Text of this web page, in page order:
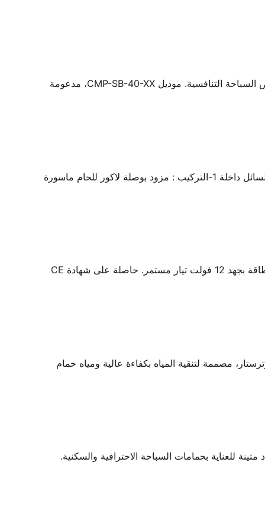
كتل الانطلاق 40 سم من ووترستار - معدات السباحة التنافسية من ووترستار، مصممة لتلبية المعايير الاحترافية لتركيبات أحواض السباحة التنافسية. موديل CMP-SB-40-XX، مدعومة
صمام منع الرجوع لمياة حمامات السباحة مصنع من البلاستيك المعالج ضد كيمويات حمام السباحة وجسم شفاف يسمح برؤية السائل داخلة 1-التركيب : مزود بوصلة لاكور للحام ماسورة
لمبة LED 36 واط أبيض من ووترستار - مكون إضاءة حمام السباحة تحت الماء من ووترستار، مصممة لإضاءة آمنة وموفرة للطاقة بجهد 12 فولت تيار مستمر. حاصلة على شهادة CE
مصممة لتنقية المياه بكفاءة عالية ومياه حمام
للعناية بحمامات السباحة الاحترافية والسكنية.